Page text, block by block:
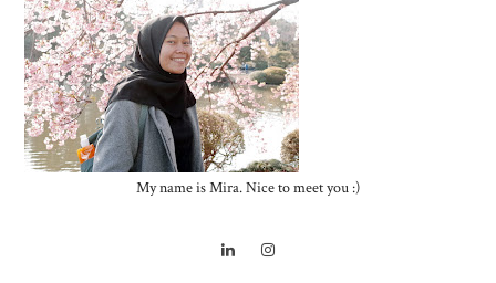
My name is Mira. Nice to meet you :)